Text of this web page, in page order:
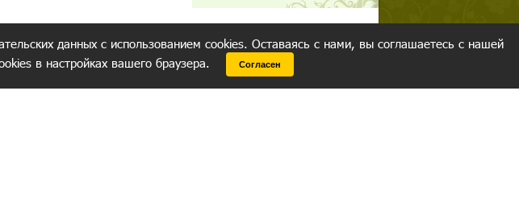
данных с использованием cookies. Оставаясь с нами, вы соглашаетесь с нашей
в настройках вашего браузера. Согласен